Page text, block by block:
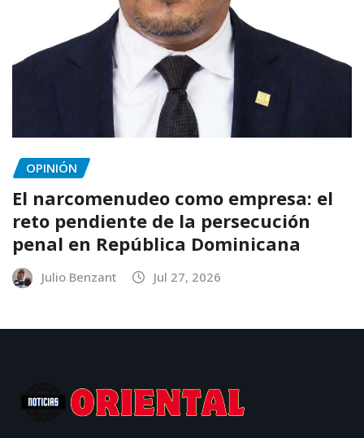
OPINIÓN
El narcomenudeo como empresa: el
reto pendiente de la persecución
penal en República Dominicana
Julio Benzant Jul 27, 2026